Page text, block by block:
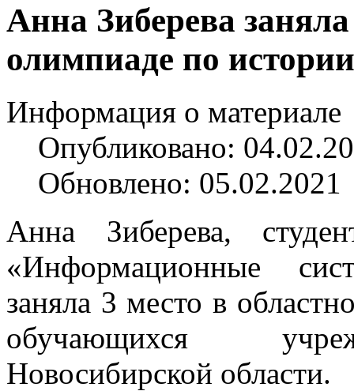
Анна Зиберева
олимпиаде по истории
Информация о материале
Опубликовано:
Обновлено: 05.02.2021
Анна Зиберева,
«Информационные
заняла 3 место в
обучающихся
Новосибирской области.